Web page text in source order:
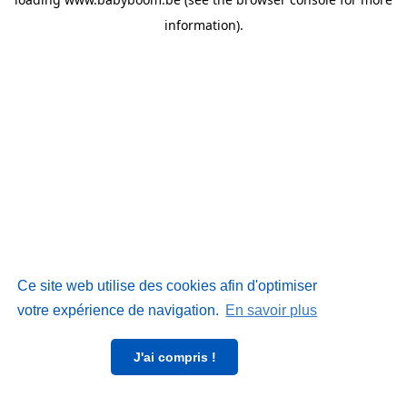
Ce site web utilise des cookies afin d'optimiser
votre expérience de navigation. En savoir plus
J'ai compris !
information).